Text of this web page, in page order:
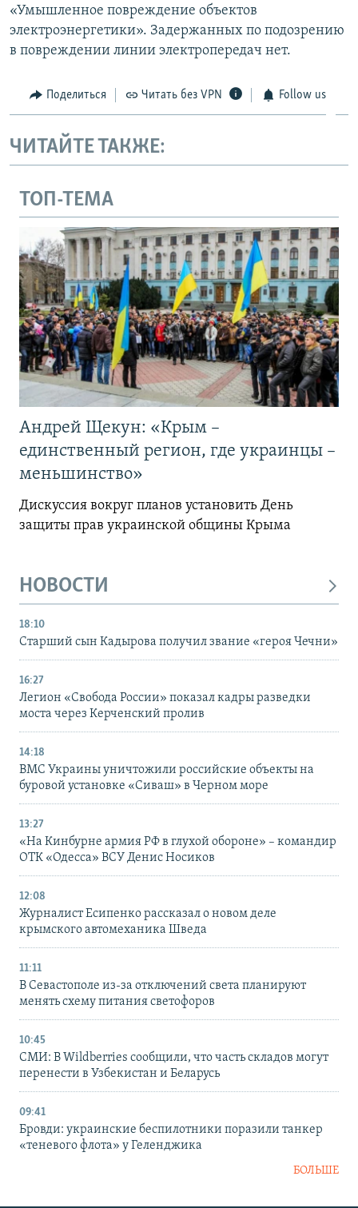
«Умышленное повреждение объектов
электроэнергетики». Задержанных по подозрению
в повреждении линии электропередач нет.
Поделиться Читать без VPN Follow us
ЧИТАЙТЕ ТАКЖЕ:
ТОП-ТЕМА
Андрей Щекун: «Крым –
единственный регион, где украинцы –
меньшинство»
Дискуссия вокруг планов установить День
защиты прав украинской общины Крыма
НОВОСТИ
18:10
Старший сын Кадырова получил звание «героя Чечни»
16:27
Легион «Свобода России» показал кадры разведки
моста через Керченский пролив
14:18
ВМС Украины уничтожили российские объекты на
буровой установке «Сиваш» в Черном море
13:27
«На Кинбурне армия РФ в глухой обороне» – командир
ОТК «Одесса» ВСУ Денис Носиков
12:08
Журналист Есипенко рассказал о новом деле
крымского автомеханика Шведа
11:11
В Севастополе из-за отключений света планируют
менять схему питания светофоров
10:45
СМИ: В Wildberries сообщили, что часть складов могут
перенести в Узбекистан и Беларусь
09:41
Бровди: украинские беспилотники поразили танкер
«теневого флота» у Геленджика
БОЛЬШЕ